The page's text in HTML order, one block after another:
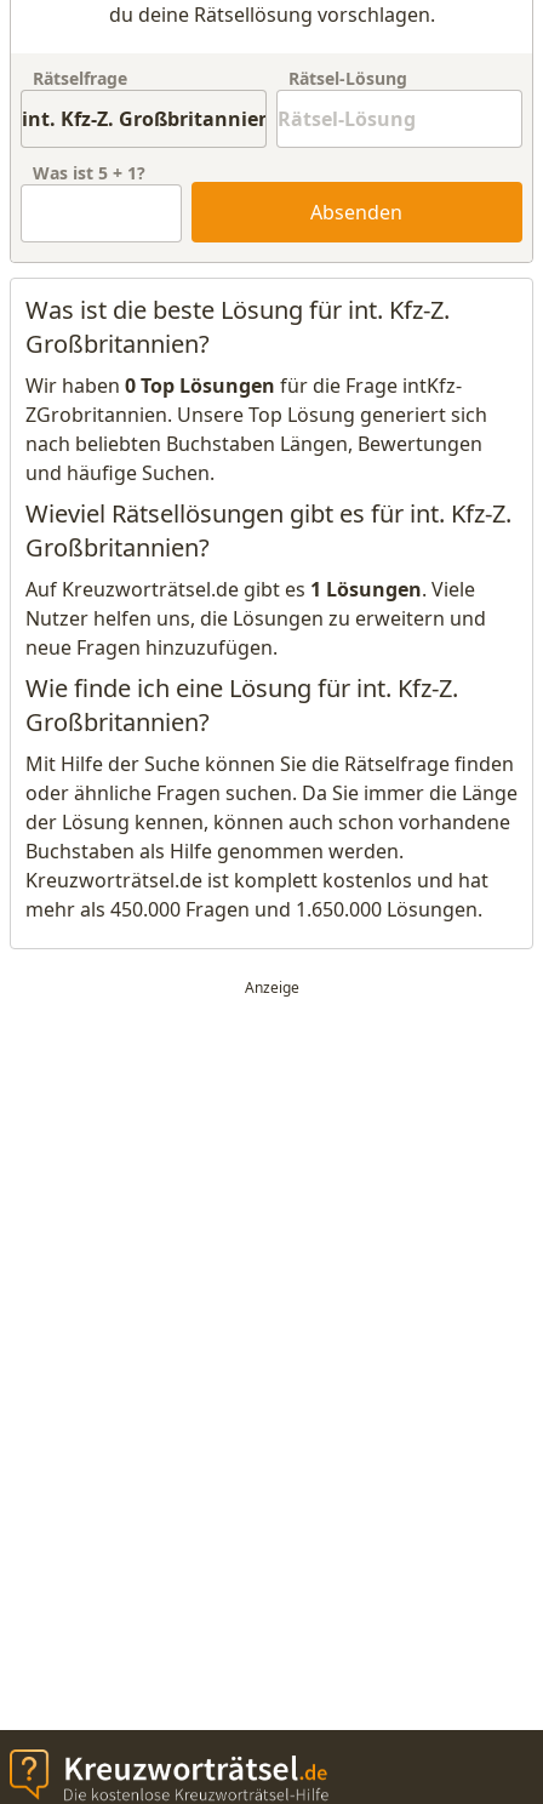
du deine Rätsellösung vorschlagen.
Rätselfrage Rätsel-Lösung
Was ist 5 + 1?
Absenden
Was ist die beste Lösung für int. Kfz-Z.
Großbritannien?
Wir haben 0 Top Lösungen für die Frage intKfz-
ZGrobritannien. Unsere Top Lösung generiert sich
nach beliebten Buchstaben Längen, Bewertungen
und häufige Suchen.
Wieviel Rätsellösungen gibt es für int. Kfz-Z.
Großbritannien?
Auf Kreuzworträtsel.de gibt es 1 Lösungen. Viele
Nutzer helfen uns, die Lösungen zu erweitern und
neue Fragen hinzuzufügen.
Wie finde ich eine Lösung für int. Kfz-Z.
Großbritannien?
Mit Hilfe der Suche können Sie die Rätselfrage finden
oder ähnliche Fragen suchen. Da Sie immer die Länge
der Lösung kennen, können auch schon vorhandene
Buchstaben als Hilfe genommen werden.
Kreuzworträtsel.de ist komplett kostenlos und hat
mehr als 450.000 Fragen und 1.650.000 Lösungen.